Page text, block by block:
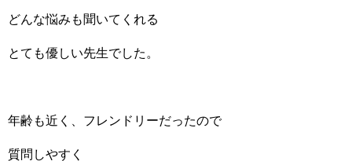
どんな悩みも聞いてくれる
とても優しい先生でした。
年齢も近く、フレンドリーだったので
質問しやすく